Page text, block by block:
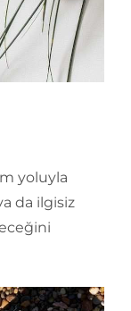
yoluyla
da ilgisiz